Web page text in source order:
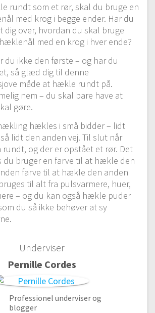
rundt som et rør, skal du bruge en
med krog i begge ender. Har du
dig over, hvordan du skal bruge
med en krog i hver ende?
du ikke den første – og har du
så glæd dig til denne
måde at hækle rundt på.
nem – du skal bare have at
gøre.
hækles i små bidder – lidt
lidt den anden vej. Til slut når
rundt, og der er opstået et rør. Det
du bruger en farve til at hækle den
farve til at hækle den anden
til alt fra pulsvarmere, huer,
– og du kan også hækle puder
du så ikke behøver at sy
Underviser
Pernille Cordes
Professionel underviser og
blogger